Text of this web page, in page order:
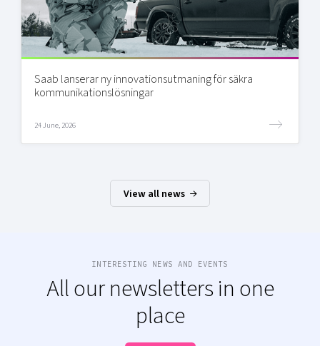
Saab lanserar ny innovationsutmaning för säkra
kommunikationslösningar
24 June, 2026
View all news
INTERESTING NEWS AND EVENTS
All our newsletters in one
place